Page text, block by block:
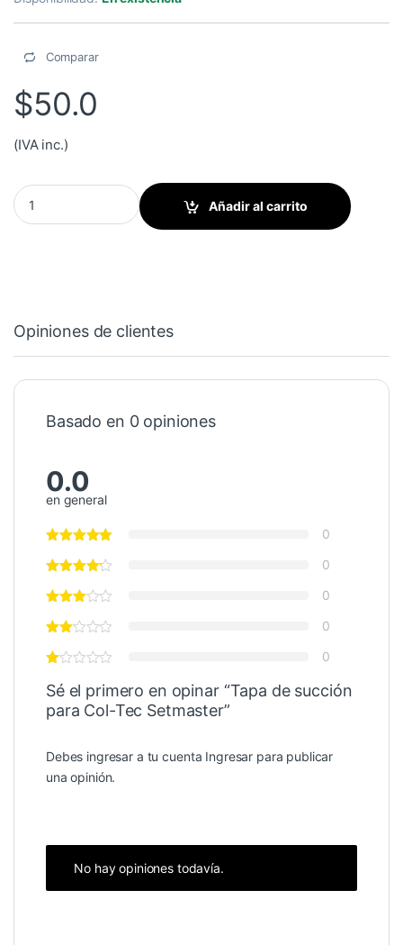
Comparar
$50.0
(IVA inc.)
Tapa de succión para Col-Tec Setmaster quantity
Añadir al carrito
Opiniones de clientes
Basado en 0 opiniones
0.0
en general
0
0
0
0
0
Sé el primero en opinar “Tapa de succión
para Col-Tec Setmaster”
Debes ingresar a tu cuenta Ingresar para publicar
una opinión.
No hay opiniones todavía.